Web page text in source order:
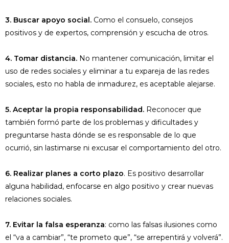
3. Buscar apoyo social. Como el consuelo, consejos
positivos y de expertos, comprensión y escucha de otros.
4. Tomar distancia. No mantener comunicación, limitar el
uso de redes sociales y eliminar a tu expareja de las redes
sociales, esto no habla de inmadurez, es aceptable alejarse.
5. Aceptar la propia responsabilidad. Reconocer que
también formó parte de los problemas y dificultades y
preguntarse hasta dónde se es responsable de lo que
ocurrió, sin lastimarse ni excusar el comportamiento del otro.
6. Realizar planes a corto plazo. Es positivo desarrollar
alguna habilidad, enfocarse en algo positivo y crear nuevas
relaciones sociales.
7. Evitar la falsa esperanza: como las falsas ilusiones como
el “va a cambiar”, “te prometo que”, “se arrepentirá y volverá”.